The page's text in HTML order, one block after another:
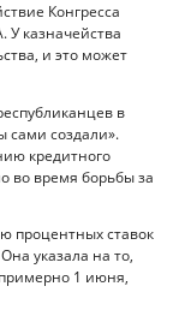
Конгресса
У казначейства
и это может
в
сами создали».
кредитного
во время борьбы за
процентных ставок
указала на то,
1 июня,